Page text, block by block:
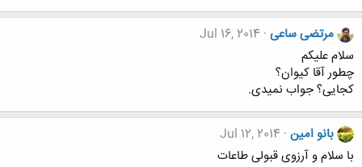
مرتضی ساعی Jul 16, 2014
سلام علیکم
چطور آقا کیوان؟
کجایی؟ جواب نمیدی.
بانو امین Jul 12, 2014
با سلام و آرزوی قبولی طاعات